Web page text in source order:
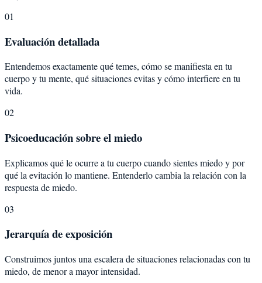
01
Evaluación detallada
Entendemos exactamente qué temes, cómo se manifiesta en tu
cuerpo y tu mente, qué situaciones evitas y cómo interfiere en tu
vida.
02
Psicoeducación sobre el miedo
Explicamos qué le ocurre a tu cuerpo cuando sientes miedo y por
qué la evitación lo mantiene. Entenderlo cambia la relación con la
respuesta de miedo.
03
Jerarquía de exposición
Construimos juntos una escalera de situaciones relacionadas con tu
miedo, de menor a mayor intensidad.